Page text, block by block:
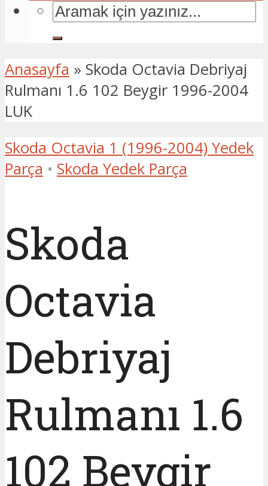
Anasayfa » Skoda Octavia Debriyaj
Rulmanı 1.6 102 Beygir 1996-2004
LUK
Skoda Octavia 1 (1996-2004) Yedek
Parça • Skoda Yedek Parça
Skoda
Octavia
Debriyaj
Rulmanı 1.6
102 Beygir